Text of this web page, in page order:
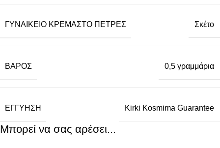
ΓΥΝΑΙΚΕΊΟ ΚΡΕΜΑΣΤΌ ΠΈΤΡΕΣ Σκέτο
ΒΆΡΟΣ 0,5 γραμμάρια
ΕΓΓΎΗΣΗ Kirki Kosmima Guarantee
Μπορεί να σας αρέσει...